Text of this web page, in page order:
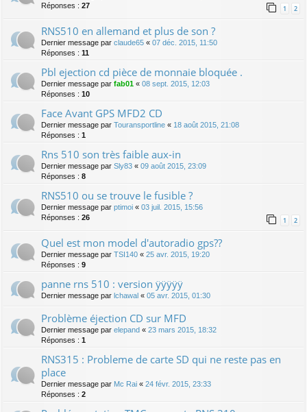
Réponses : 27 1 2
RNS510 en allemand et plus de son ?
Dernier message par claude65 « 07 déc. 2015, 11:50
Réponses : 11
Pbl ejection cd pièce de monnaie bloquée .
Dernier message par fab01 « 08 sept. 2015, 12:03
Réponses : 10
Face Avant GPS MFD2 CD
Dernier message par Touransportline « 18 août 2015, 21:08
Réponses : 1
Rns 510 son très faible aux-in
Dernier message par Sly83 « 09 août 2015, 23:09
Réponses : 8
RNS510 ou se trouve le fusible ?
Dernier message par ptimoi « 03 juil. 2015, 15:56
Réponses : 26 1 2
Quel est mon model d'autoradio gps??
Dernier message par TSI140 « 25 avr. 2015, 19:20
Réponses : 9
panne rns 510 : version ÿÿÿÿÿ
Dernier message par lchawal « 05 avr. 2015, 01:30
Problème éjection CD sur MFD
Dernier message par elepand « 23 mars 2015, 18:32
Réponses : 1
RNS315 : Probleme de carte SD qui ne reste pas en
place
Dernier message par Mc Rai « 24 févr. 2015, 23:33
Réponses : 2